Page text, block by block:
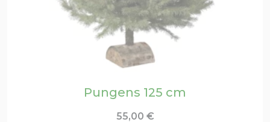
Pungens 125 cm
55,00 €